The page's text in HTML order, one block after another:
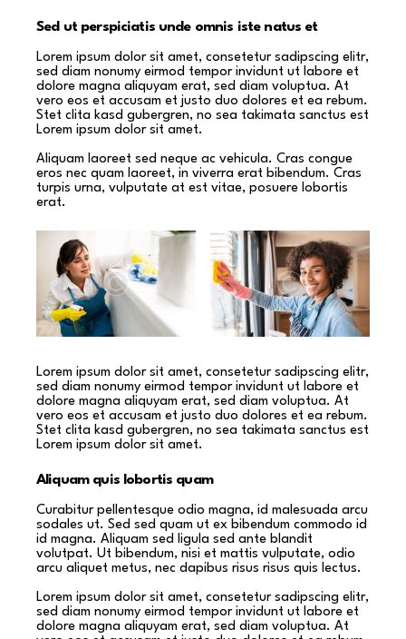
Sed ut perspiciatis unde omnis iste natus et
Lorem ipsum dolor sit amet, consetetur sadipscing elitr,
sed diam nonumy eirmod tempor invidunt ut labore et
dolore magna aliquyam erat, sed diam voluptua. At
vero eos et accusam et justo duo dolores et ea rebum.
Stet clita kasd gubergren, no sea takimata sanctus est
Lorem ipsum dolor sit amet.
Aliquam laoreet sed neque ac vehicula. Cras congue
eros nec quam laoreet, in viverra erat bibendum. Cras
turpis urna, vulputate at est vitae, posuere lobortis
erat.
Lorem ipsum dolor sit amet, consetetur sadipscing elitr,
sed diam nonumy eirmod tempor invidunt ut labore et
dolore magna aliquyam erat, sed diam voluptua. At
vero eos et accusam et justo duo dolores et ea rebum.
Stet clita kasd gubergren, no sea takimata sanctus est
Lorem ipsum dolor sit amet.
Aliquam quis lobortis quam
Curabitur pellentesque odio magna, id malesuada arcu
sodales ut. Sed sed quam ut ex bibendum commodo id
id magna. Aliquam sed ligula sed ante blandit
volutpat. Ut bibendum, nisi et mattis vulputate, odio
arcu aliquet metus, nec dapibus risus risus quis lectus.
Lorem ipsum dolor sit amet, consetetur sadipscing elitr,
sed diam nonumy eirmod tempor invidunt ut labore et
dolore magna aliquyam erat, sed diam voluptua. At